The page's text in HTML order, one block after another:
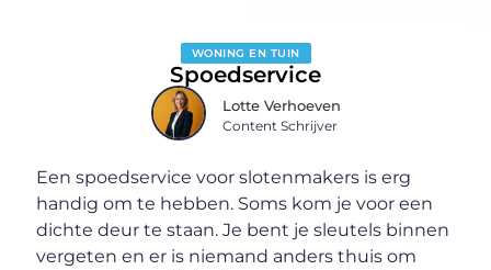
WONING EN TUIN
Spoedservice
Lotte Verhoeven
Content Schrijver
Een spoedservice voor slotenmakers is erg
handig om te hebben. Soms kom je voor een
dichte deur te staan. Je bent je sleutels binnen
vergeten en er is niemand anders thuis om